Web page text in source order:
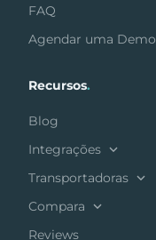
FAQ
Agendar uma Demo
Recursos.
Blog
Integrações
Transportadoras
Compara
Reviews